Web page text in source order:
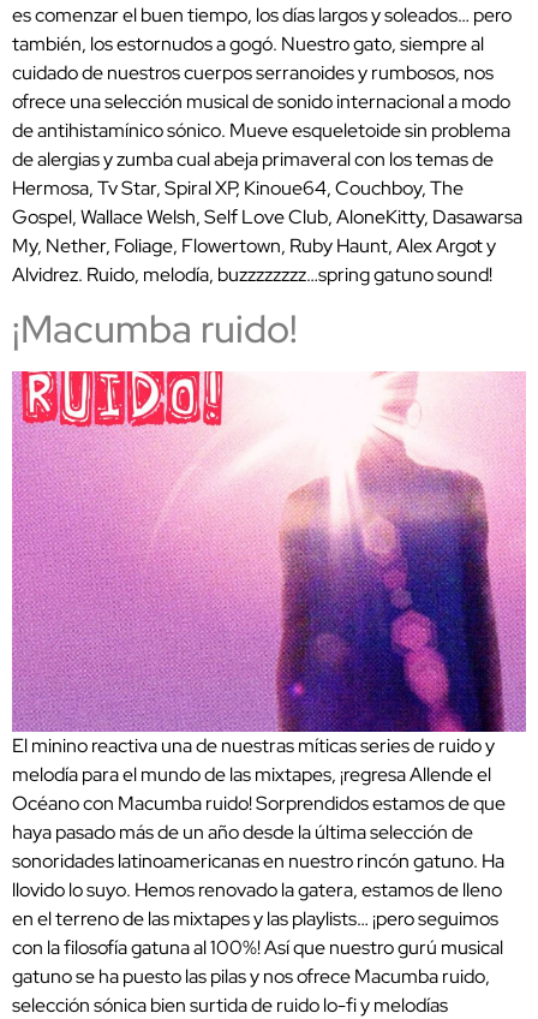
es comenzar el buen tiempo, los días largos y soleados… pero
también, los estornudos a gogó. Nuestro gato, siempre al
cuidado de nuestros cuerpos serranoides y rumbosos, nos
ofrece una selección musical de sonido internacional a modo
de antihistamínico sónico. Mueve esqueletoide sin problema
de alergias y zumba cual abeja primaveral con los temas de
Hermosa, Tv Star, Spiral XP, Kinoue64, Couchboy, The
Gospel, Wallace Welsh, Self Love Club, AloneKitty, Dasawarsa
My, Nether, Foliage, Flowertown, Ruby Haunt, Alex Argot y
Alvidrez. Ruido, melodía, buzzzzzzzz…spring gatuno sound!
¡Macumba ruido!
El minino reactiva una de nuestras míticas series de ruido y
melodía para el mundo de las mixtapes, ¡regresa Allende el
Océano con Macumba ruido! Sorprendidos estamos de que
haya pasado más de un año desde la última selección de
sonoridades latinoamericanas en nuestro rincón gatuno. Ha
llovido lo suyo. Hemos renovado la gatera, estamos de lleno
en el terreno de las mixtapes y las playlists… ¡pero seguimos
con la filosofía gatuna al 100%! Así que nuestro gurú musical
gatuno se ha puesto las pilas y nos ofrece Macumba ruido,
selección sónica bien surtida de ruido lo-fi y melodías